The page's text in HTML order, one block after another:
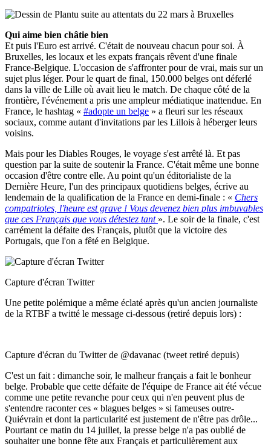
Qui aime bien châtie bien
Et puis l'Euro est arrivé. C'était de nouveau chacun pour soi. À
Bruxelles, les locaux et les expats français rêvent d'une finale
France-Belgique. L'occasion de s'affronter pour de vrai, mais sur un
sujet plus léger. Pour le quart de final, 150.000 belges ont déferlé
dans la ville de Lille où avait lieu le match. De chaque côté de la
frontière, l'événement a pris une ampleur médiatique inattendue. En
France, le hashtag « #adopte un belge » a fleuri sur les réseaux
sociaux, comme autant d'invitations par les Lillois à héberger leurs
voisins.
Mais pour les Diables Rouges, le voyage s'est arrêté là. Et pas
question par la suite de soutenir la France. C'était même une bonne
occasion d'être contre elle. Au point qu'un éditorialiste de la
Dernière Heure, l'un des principaux quotidiens belges, écrive au
lendemain de la qualification de la France en demi-finale : « Chers
compatriotes, l'heure est grave ! Vous devenez bien plus imbuvables
que ces Français que vous détestez tant ». Le soir de la finale, c'est
carrément la défaite des Français, plutôt que la victoire des
Portugais, que l'on a fêté en Belgique.
Capture d'écran Twitter
Une petite polémique a même éclaté après qu'un ancien journaliste
de la RTBF a twitté le message ci-dessous (retiré depuis lors) :
Capture d'écran du Twitter de @davanac (tweet retiré depuis)
C'est un fait : dimanche soir, le malheur français a fait le bonheur
belge. Probable que cette défaite de l'équipe de France ait été vécue
comme une petite revanche pour ceux qui n'en peuvent plus de
s'entendre raconter ces « blagues belges » si fameuses outre-
Quiévrain et dont la particularité est justement de n'être pas drôle...
Pourtant ce matin du 14 juillet, la presse belge n'a pas oublié de
souhaiter une bonne fête aux Français et particulièrement aux